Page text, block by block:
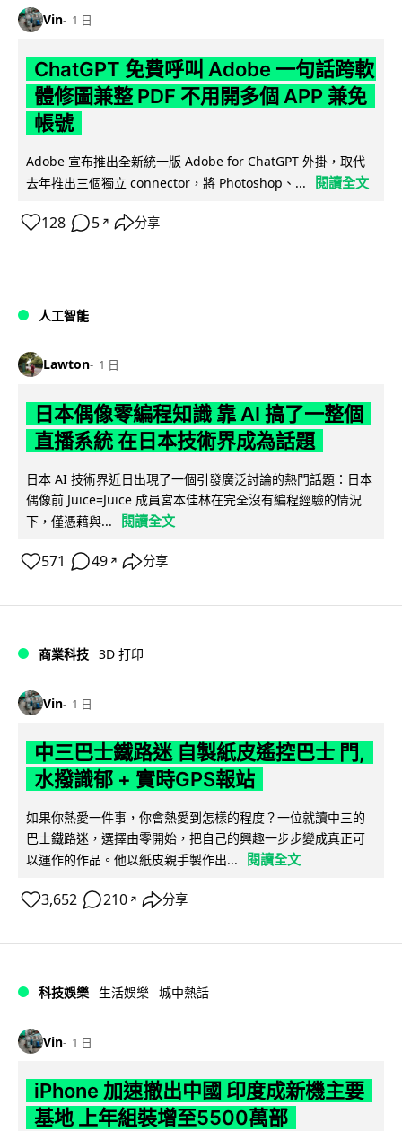
Vin 1 日
ChatGPT 免費呼叫 Adobe 一句話跨軟
體修圖兼整 PDF 不用開多個 APP 兼免
帳號
Adobe 宣布推出全新統一版 Adobe for ChatGPT 外掛，取代
去年推出三個獨立 connector，將 Photoshop、...
閱讀全文
128 5 ↗ 分享
人工智能
Lawton 1 日
日本偶像零編程知識 靠 AI 搞了一整個
直播系統 在日本技術界成為話題
日本 AI 技術界近日出現了一個引發廣泛討論的熱門話題：日本
偶像前 Juice=Juice 成員宮本佳林在完全沒有編程經驗的情況
下，僅憑藉與...
閱讀全文
571 49 ↗ 分享
商業科技 3D 打印
Vin 1 日
中三巴士鐵路迷 自製紙皮遙控巴士 門,
水撥識郁 + 實時GPS報站
如果你熱愛一件事，你會熱愛到怎樣的程度？一位就讀中三的
巴士鐵路迷，選擇由零開始，把自己的興趣一步步變成真正可
以運作的作品。他以紙皮親手製作出...
閱讀全文
3,652 210 ↗ 分享
科技娛樂 生活娛樂 城中熱話
Vin 1 日
iPhone 加速撤出中國 印度成新機主要
基地 上年組裝增至5500萬部